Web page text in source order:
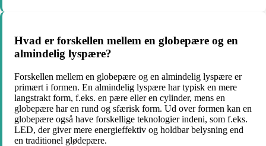
Hvad er forskellen mellem en globepære og en
almindelig lyspære?
Forskellen mellem en globepære og en almindelig lyspære er
primært i formen. En almindelig lyspære har typisk en mere
langstrakt form, f.eks. en pære eller en cylinder, mens en
globepære har en rund og sfærisk form. Ud over formen kan en
globepære også have forskellige teknologier indeni, som f.eks.
LED, der giver mere energieffektiv og holdbar belysning end
en traditionel glødepære.